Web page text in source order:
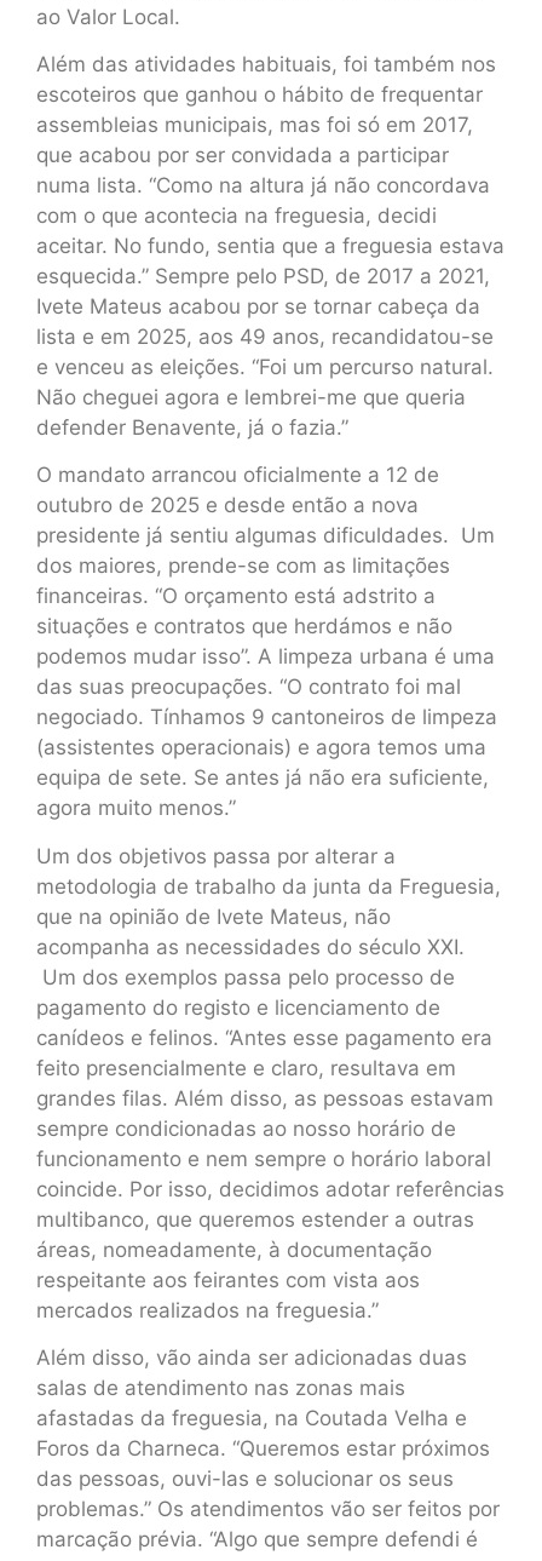
ao Valor Local.
Além das atividades habituais, foi também nos
escoteiros que ganhou o hábito de frequentar
assembleias municipais, mas foi só em 2017,
que acabou por ser convidada a participar
numa lista. “Como na altura já não concordava
com o que acontecia na freguesia, decidi
aceitar. No fundo, sentia que a freguesia estava
esquecida.” Sempre pelo PSD, de 2017 a 2021,
Ivete Mateus acabou por se tornar cabeça da
lista e em 2025, aos 49 anos, recandidatou-se
e venceu as eleições. “Foi um percurso natural.
Não cheguei agora e lembrei-me que queria
defender Benavente, já o fazia.”
O mandato arrancou oficialmente a 12 de
outubro de 2025 e desde então a nova
presidente já sentiu algumas dificuldades. Um
dos maiores, prende-se com as limitações
financeiras. “O orçamento está adstrito a
situações e contratos que herdámos e não
podemos mudar isso”. A limpeza urbana é uma
das suas preocupações. “O contrato foi mal
negociado. Tínhamos 9 cantoneiros de limpeza
(assistentes operacionais) e agora temos uma
equipa de sete. Se antes já não era suficiente,
agora muito menos.”
Um dos objetivos passa por alterar a
metodologia de trabalho da junta da Freguesia,
que na opinião de Ivete Mateus, não
acompanha as necessidades do século XXI.
Um dos exemplos passa pelo processo de
pagamento do registo e licenciamento de
canídeos e felinos. “Antes esse pagamento era
feito presencialmente e claro, resultava em
grandes filas. Além disso, as pessoas estavam
sempre condicionadas ao nosso horário de
funcionamento e nem sempre o horário laboral
coincide. Por isso, decidimos adotar referências
multibanco, que queremos estender a outras
áreas, nomeadamente, à documentação
respeitante aos feirantes com vista aos
mercados realizados na freguesia.”
Além disso, vão ainda ser adicionadas duas
salas de atendimento nas zonas mais
afastadas da freguesia, na Coutada Velha e
Foros da Charneca. “Queremos estar próximos
das pessoas, ouvi-las e solucionar os seus
problemas.” Os atendimentos vão ser feitos por
marcação prévia. “Algo que sempre defendi é